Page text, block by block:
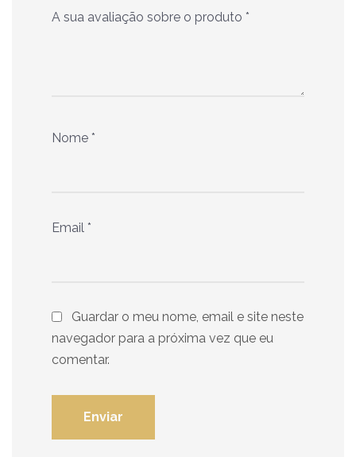
A sua avaliação sobre o produto *
Nome *
Email *
Guardar o meu nome, email e site neste
navegador para a próxima vez que eu
comentar.